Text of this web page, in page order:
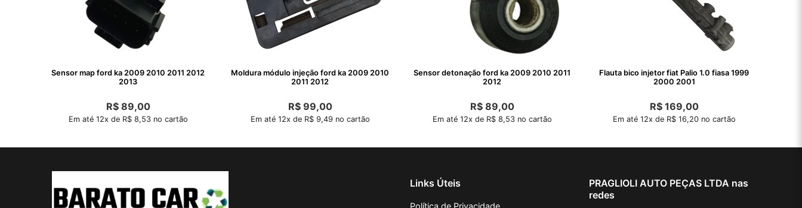
Sensor map ford ka 2009 2010 2011 2012
2013
R$89,00
Em até 12x de R$ 8,53 no cartão
Moldura módulo injeção ford ka 2009 2010
2011 2012
R$99,00
Em até 12x de R$ 9,49 no cartão
Sensor detonação ford ka 2009 2010 2011
2012
R$89,00
Em até 12x de R$ 8,53 no cartão
Flauta bico injetor fiat Palio 1.0 fiasa 1999
2000 2001
R$169,00
Em até 12x de R$ 16,20 no cartão
Links Úteis
Política de Privacidade
PRAGLIOLI AUTO PEÇAS LTDA nas
redes